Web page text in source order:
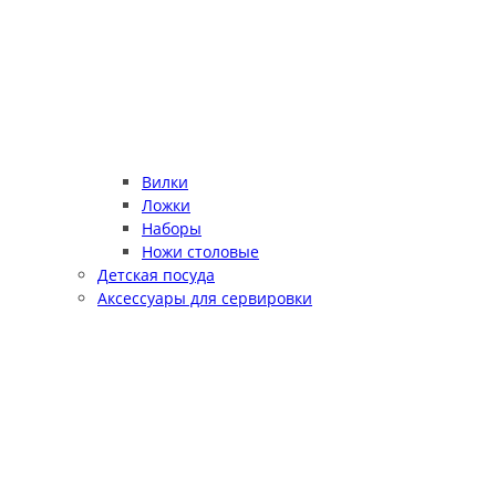
Вилки
Ложки
Наборы
Ножи столовые
Детская посуда
Аксессуары для сервировки